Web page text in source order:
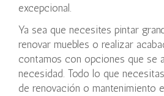
excepcional.
Ya sea que necesites pintar
renovar muebles o realizar
contamos con opciones que se
necesidad. Todo lo que
de renovación o mantenimiento